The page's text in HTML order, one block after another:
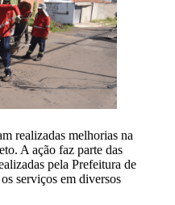
realizadas melhorias na
A ação faz parte das
pela Prefeitura de
serviços em diversos